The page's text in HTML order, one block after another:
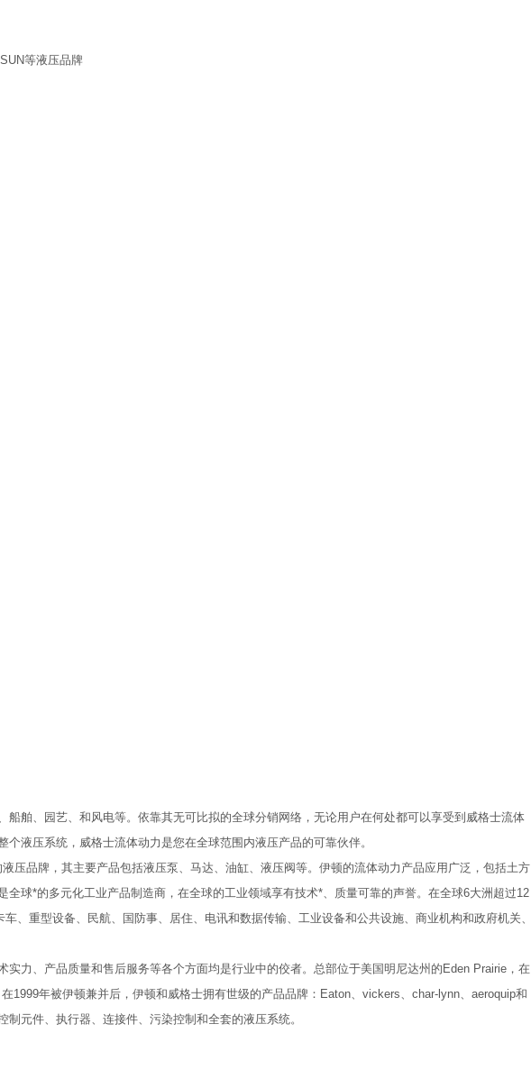
等液压品牌
舶、园艺、和风电等。依靠其无可比拟的全球分销网络，无论用户在何处都可以享受到威格士流体
液压系统，威格士流体动力是您在全球范围内液压产品的可靠伙伴。
压品牌，其主要产品包括液压泵、马达、油缸、液压阀等。伊顿的流体动力产品应用广泛，包括土方
球*的多元化工业产品制造商，在全球的工业领域享有技术*、质量可靠的声誉。在全球6大洲超过12
、重型设备、民航、国防事、居住、电讯和数据传输、工业设备和公共设施、商业机构和政府机关、
力、产品质量和售后服务等各个方面均是行业中的佼者。总部位于美国明尼达州的Eden Prairie，在
1999年被伊顿兼并后，伊顿和威格士拥有世级的产品品牌：Eaton、vickers、char-lynn、aeroquip和
元件、执行器、连接件、污染控制和全套的液压系统。